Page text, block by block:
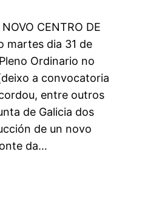
CENTRO DE
dia 31 de
Ordinario no
a convocatoria
entre outros
de Galicia dos
de un novo
da…